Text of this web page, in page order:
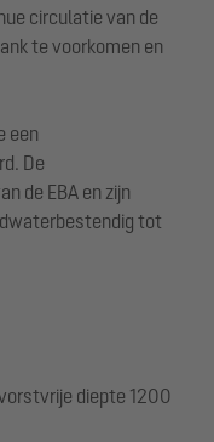
circulatie van de
te voorkomen en
een
De
de EBA en zijn
tot
diepte 1200